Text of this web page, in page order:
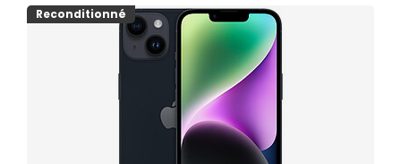
Reconditionné